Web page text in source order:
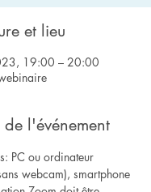
et lieu
19:00 – 20:00
l'événement
PC ou ordinateur
webcam), smartphone